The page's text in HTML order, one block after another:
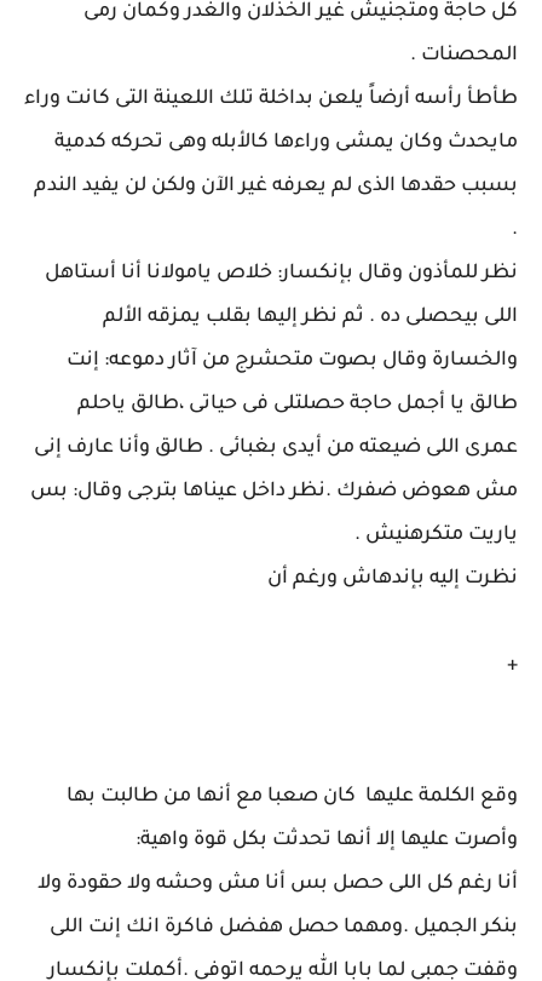
كل حاجة ومتجنيش غير الخذلان والغدر وكمان رمى
المحصنات .
طأطأ رأسه أرضاً يلعن بداخلة تلك اللعينة التى كانت وراء
مايحدث وكان يمشى وراءها كالأبله وهى تحركه كدمية
بسبب حقدها الذى لم يعرفه غير الآن ولكن لن يفيد الندم
.
نظر للمأذون وقال بإنكسار: خلاص يامولانا أنا أستاهل
اللى بيحصلى ده . ثم نظر إليها بقلب يمزقه الألم
والخسارة وقال بصوت متحشرج من آثار دموعه: إنت
طالق يا أجمل حاجة حصلتلى فى حياتى ،طالق ياحلم
عمرى اللى ضيعته من أيدى بغبائى . طالق وأنا عارف إنى
مش هعوض ضفرك .نظر داخل عيناها بترجى وقال: بس
ياريت متكرهنيش .
نظرت إليه بإندهاش ورغم أن
+
وقع الكلمة عليها كان صعبا مع أنها من طالبت بها
وأصرت عليها إلا أنها تحدثت بكل قوة واهية:
أنا رغم كل اللى حصل بس أنا مش وحشه ولا حقودة ولا
بنكر الجميل .ومهما حصل هفضل فاكرة انك إنت اللى
وقفت جمبى لما بابا الله يرحمه اتوفى .أكملت بإنكسار